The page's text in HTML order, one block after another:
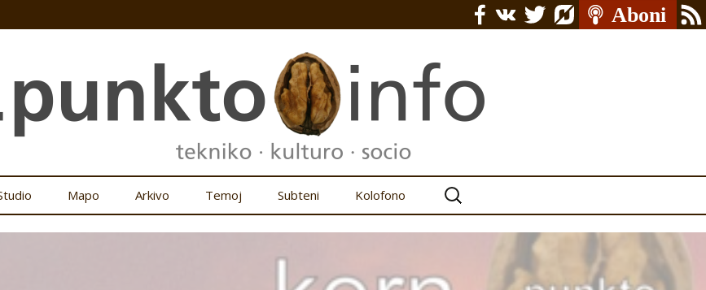
Mapo Arkivo Temoj Subteni Kolofono
Serĉu: